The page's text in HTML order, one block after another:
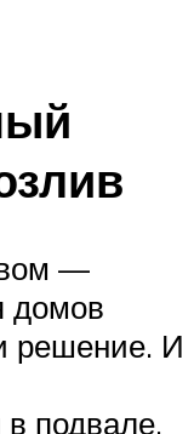
—
домов
решение. И
в подвале.